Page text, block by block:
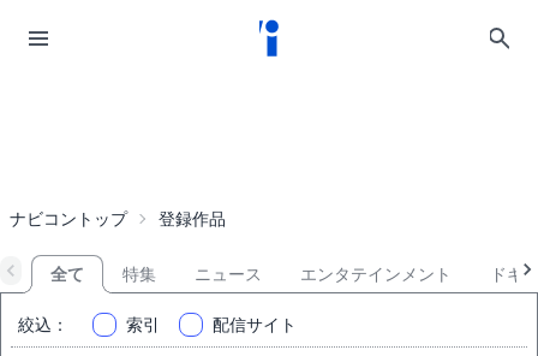
ナビコントップ 登録作品
全て 特集 ニュース エンタテインメント ドキ
絞込 ： 索引 配信サイト